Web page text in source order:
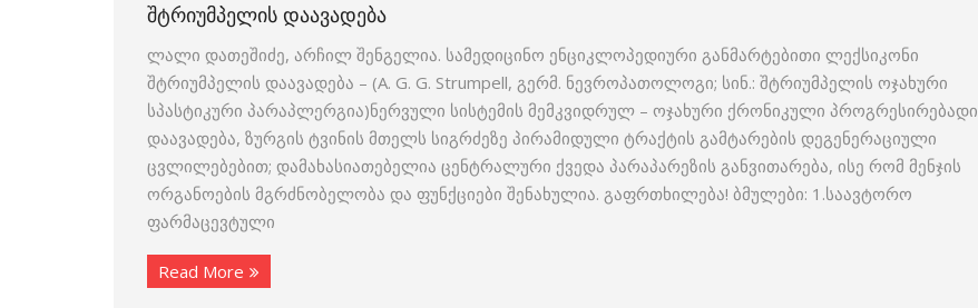
ᲨᲢᲠᲘᲣᲛᲞᲔᲚᲘᲡ ᲓᲐᲐᲕᲐᲓᲔᲑᲐ
ლალი დათეშიძე, არჩილ შენგელია. სამედიცინო ენციკლოპედიური განმარტებითი ლექსიკონი
შტრიუმპელის დაავადება – (A. G. G. Strumpell, გერმ. ნევროპათოლოგი; სინ.: შტრიუმპელის ოჯახური
სპასტიკური პარაპლერგია)ნერვული სისტემის მემკვიდრულ – ოჯახური ქრონიკული პროგრესირებადი
დაავადება, ზურგის ტვინის მთელს სიგრძეზე პირამიდული ტრაქტის გამტარების დეგენერაციული
ცვლილებებით; დამახასიათებელია ცენტრალური ქვედა პარაპარეზის განვითარება, ისე რომ მენჯის
ორგანოების მგრძნობელობა და ფუნქციები შენახულია. გაფრთხილება! ბმულები: 1.საავტორო
ფარმაცევტული
Read More